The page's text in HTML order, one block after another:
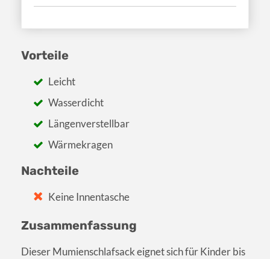
Vorteile
Leicht
Wasserdicht
Längenverstellbar
Wärmekragen
Nachteile
Keine Innentasche
Zusammenfassung
Dieser Mumienschlafsack eignet sich für Kinder bis